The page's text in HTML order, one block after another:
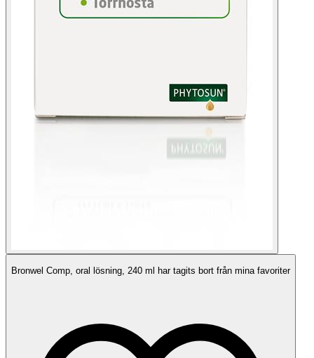
Bronwel Comp, oral lösning, 240 ml har tagits bort från mina favoriter